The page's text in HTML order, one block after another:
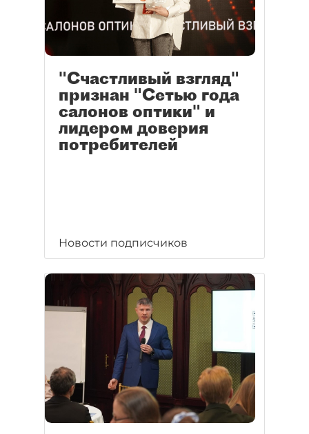
"Счастливый взгляд"
признан "Сетью года
салонов оптики" и
лидером доверия
потребителей
Новости подписчиков